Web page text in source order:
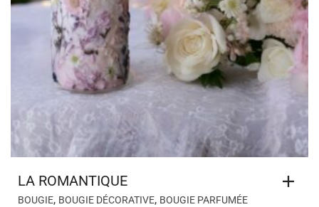
LA ROMANTIQUE
BOUGIE, BOUGIE DÉCORATIVE, BOUGIE PARFUMÉE